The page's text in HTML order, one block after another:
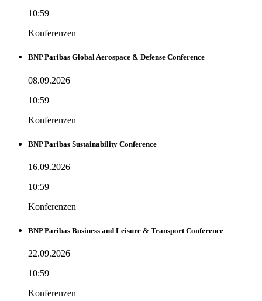
10:59
Konferenzen
BNP Paribas Global Aerospace & Defense Conference
08.09.2026
10:59
Konferenzen
BNP Paribas Sustainability Conference
16.09.2026
10:59
Konferenzen
BNP Paribas Business and Leisure & Transport Conference
22.09.2026
10:59
Konferenzen